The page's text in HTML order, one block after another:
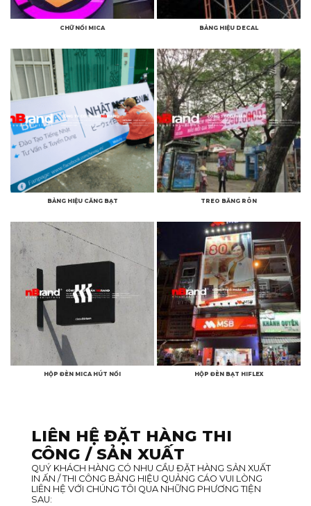
CHỮ NỔI MICA BẢNG HIỆU DECAL
BẢNG HIỆU CĂNG BẠT TREO BĂNG RÔN
HỘP ĐÈN MICA HÚT NỔI HỘP ĐÈN BẠT HIFLEX
LIÊN HỆ ĐẶT HÀNG THI
CÔNG / SẢN XUẤT
QUÝ KHÁCH HÀNG CÓ NHU CẦU ĐẶT HÀNG SẢN XUẤT
IN ẤN / THI CÔNG BẢNG HIỆU QUẢNG CÁO VUI LÒNG
LIÊN HỆ VỚI CHÚNG TÔI QUA NHỮNG PHƯƠNG TIỆN
SAU: